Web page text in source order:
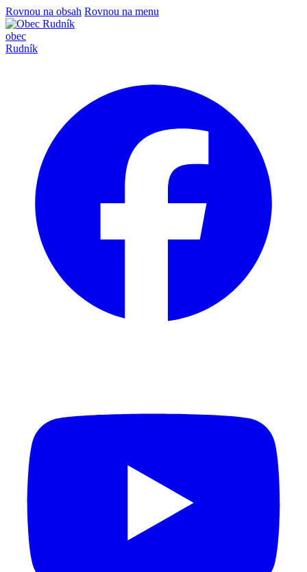
Rovnou na obsah Rovnou na menu
obec
Rudník